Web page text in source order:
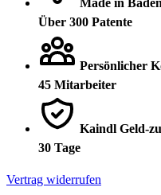
Über 300 Patente
Persönlicher
45 Mitarbeiter
Kaindl Geld-
30 Tage
Vertrag widerrufen